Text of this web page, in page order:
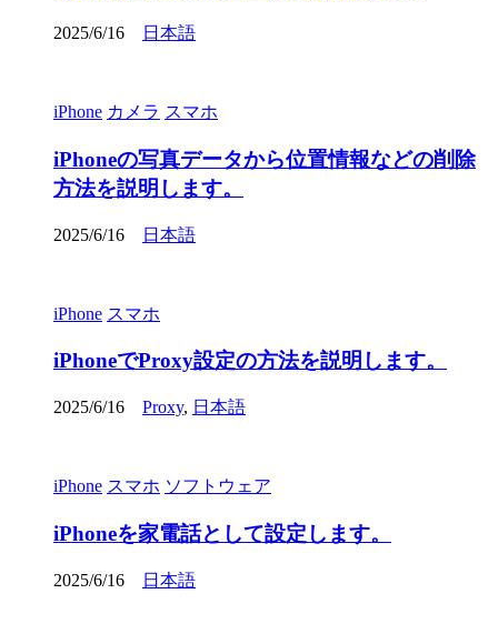
2025/6/16 日本語
iPhone カメラ スマホ
iPhoneの写真データから位置情報などの削除
方法を説明します。
2025/6/16 日本語
iPhone スマホ
iPhoneでProxy設定の方法を説明します。
2025/6/16 Proxy, 日本語
iPhone スマホ ソフトウェア
iPhoneを家電話として設定します。
2025/6/16 日本語